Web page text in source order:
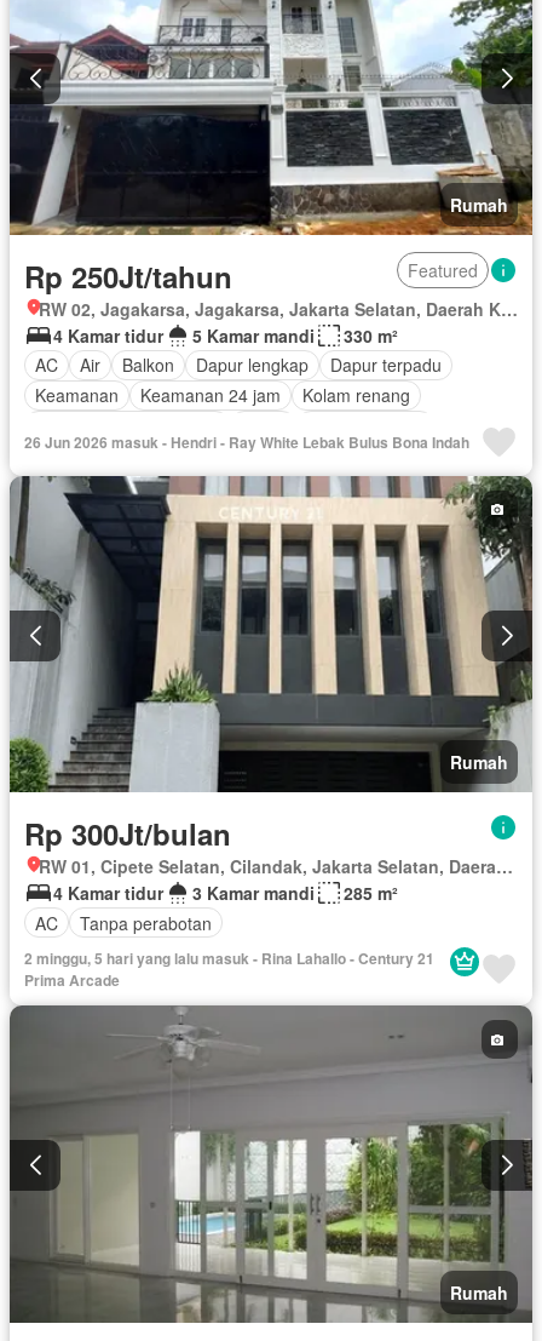
Rumah
Rp 250Jt/tahun
Featured
RW 02, Jagakarsa, Jagakarsa, Jakarta Selatan, Daerah Khusus Ibukota Jakarta
4 Kamar tidur
5 Kamar mandi
330 m²
AC
Air Balkon Dapur lengkap
Dapur terpadu
Keamanan
Keamanan 24 jam
Kolam renang
Ruang layanan
Televisi Garasi
Teras
Sebagian perabotan
26 Jun 2026 masuk - Hendri - Ray White Lebak Bulus Bona Indah
Rumah
Rp 300Jt/bulan
RW 01, Cipete Selatan, Cilandak, Jakarta Selatan, Daerah Khusus Ibukota Jakarta
4 Kamar tidur
3 Kamar mandi
285 m²
AC
Tanpa perabotan
2 minggu, 5 hari yang lalu masuk - Rina Lahallo - Century 21
Prima Arcade
Rumah